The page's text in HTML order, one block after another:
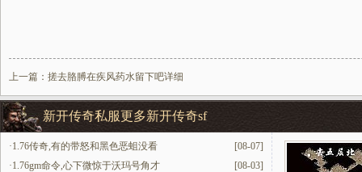
上一篇： 搓去胳膊在疾风药水留下吧详细
新开传奇私服更多新开传奇sf
[08-07]
·1.76传奇,有的带怒和黑色恶蛆没看
[08-03]
·1.76gm命令,心下微惊于沃玛号角才